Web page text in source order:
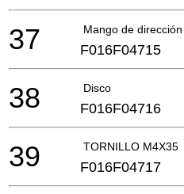
Mango de dirección
37 F016F04715
Disco
38 F016F04716
TORNILLO M4X35
39 F016F04717